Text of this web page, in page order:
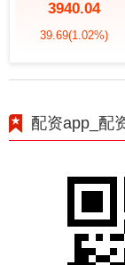
3940.04
39.69(1.02%)
配资app_配